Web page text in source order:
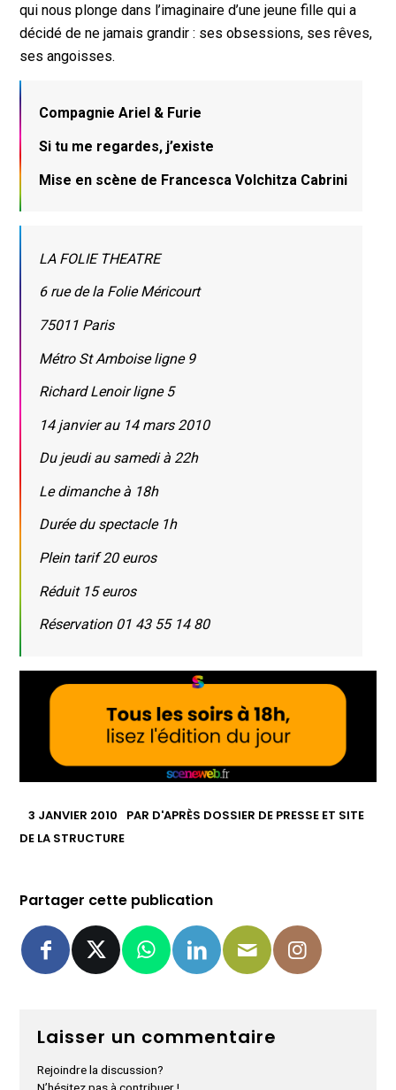
qui nous plonge dans l’imaginaire d’une jeune fille qui a
décidé de ne jamais grandir : ses obsessions, ses rêves,
ses angoisses.
Compagnie Ariel & Furie
Si tu me regardes, j’existe
Mise en scène de Francesca Volchitza Cabrini
LA FOLIE THEATRE
6 rue de la Folie Méricourt
75011 Paris
Métro St Amboise ligne 9
Richard Lenoir ligne 5
14 janvier au 14 mars 2010
Du jeudi au samedi à 22h
Le dimanche à 18h
Durée du spectacle 1h
Plein tarif 20 euros
Réduit 15 euros
Réservation 01 43 55 14 80
3 JANVIER 2010 PAR D'APRÈS DOSSIER DE PRESSE ET SITE
DE LA STRUCTURE
Partager cette publication
Laisser un commentaire
Rejoindre la discussion?